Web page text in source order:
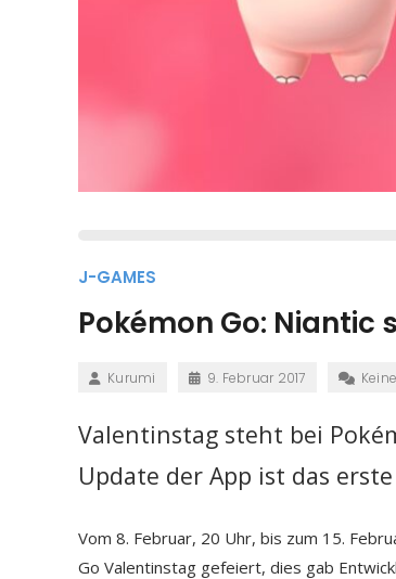
J-GAMES
Pokémon Go:
Kurumi 9. Februar 2017
Valentinstag steht bei
Update der App ist das
Vom 8. Februar, 20 Uhr, bis zum 15.
Go Valentinstag gefeiert, dies gab